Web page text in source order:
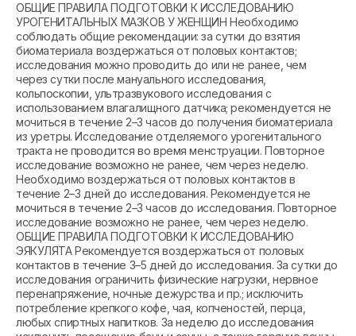
ОБЩИЕ ПРАВИЛА ПОДГОТОВКИ К ИССЛЕДОВАНИЮ
УРОГЕНИТАЛЬНЫХ МАЗКОВ У ЖЕНЩИН Необходимо
соблюдать общие рекомендации: за сутки до взятия
биоматериала воздержаться от половых контактов;
исследования можно проводить до или не ранее, чем
через сутки после мануального исследования,
кольпоскопии, ультразвукового исследования с
использованием влагалищного датчика; рекомендуется не
мочиться в течение 2–3 часов до получения биоматериала
из уретры. Исследование отделяемого урогенитального
тракта не проводится во время менструации. Повторное
исследование возможно не ранее, чем через неделю.
Необходимо воздержаться от половых контактов в
течение 2–3 дней до исследования. Рекомендуется не
мочиться в течение 2–3 часов до исследования. Повторное
исследование возможно не ранее, чем через неделю.
ОБЩИЕ ПРАВИЛА ПОДГОТОВКИ К ИССЛЕДОВАНИЮ
ЭЯКУЛЯТА Рекомендуется воздержаться от половых
контактов в течение 3–5 дней до исследования. За сутки до
исследования ограничить физические нагрузки, нервное
перенапряжение, ночные дежурства и пр.; исключить
потребление крепкого кофе, чая, копченостей, перца,
любых спиртных напитков. За неделю до исследования